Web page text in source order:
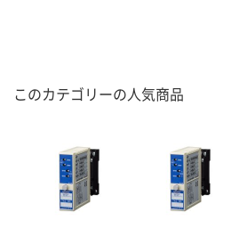
このカテゴリーの人気商品